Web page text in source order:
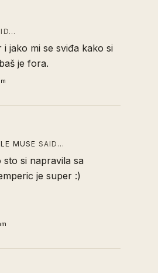
i jako mi se sviđa kako si
je fora.
MUSE SAID…
sto si napravila sa
je super :)